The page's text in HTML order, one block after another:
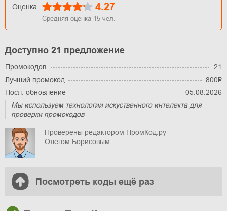
Оценка 4.27
Средняя оценка 15 чел.
Доступно 21 предложение
Промокодов
21
Лучший промокод
800₽
Посл. обновление
05.08.2026
Мы используем технологии искуственного интелекта для
проверки промокодов
Проверены редактором ПромКод.ру
Олегом Борисовым
Посмотреть коды ещё раз